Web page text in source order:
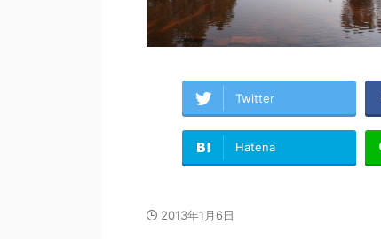
Twitter
Hatena
2013年1月6日